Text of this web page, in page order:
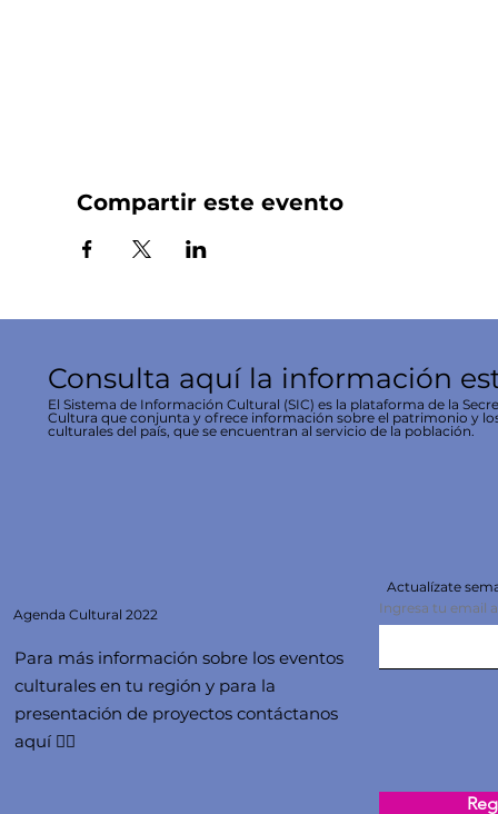
Compartir este evento
Consulta aquí la información
El Sistema de Información Cultural (SIC) es la plataforma de la
Cultura que conjunta y ofrece información sobre el patrimonio y
culturales del país, que se encuentran al servicio de la población.
Agenda Cultural 2022
Para más información sobre los eventos
culturales en tu región y para la
presentación de proyectos contáctanos
aquí 👇🏻
Actualízate
Ingresa tu email